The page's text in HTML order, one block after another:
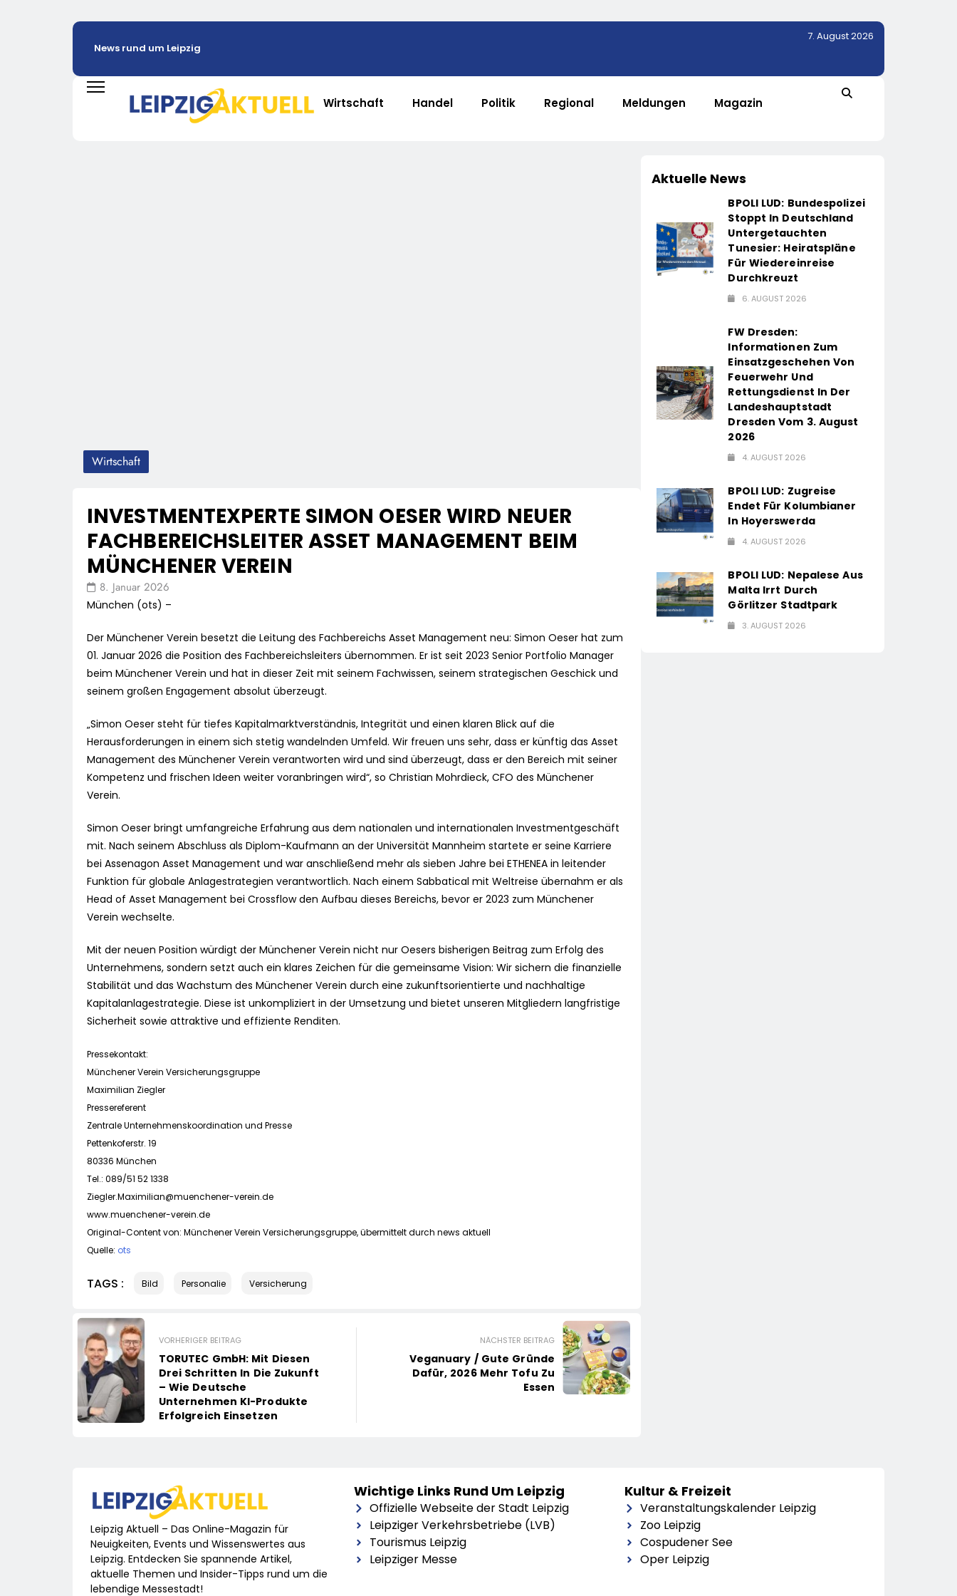
News rund um Leipzig
7. August 2026
Wirtschaft Handel Politik Regional Meldungen Magazin
Wirtschaft
INVESTMENTEXPERTE SIMON OESER WIRD NEUER
FACHBEREICHSLEITER ASSET MANAGEMENT BEIM
MÜNCHENER VEREIN
8. Januar 2026
München (ots) –
Der Münchener Verein besetzt die Leitung des Fachbereichs Asset Management neu: Simon Oeser hat zum
01. Januar 2026 die Position des Fachbereichsleiters übernommen. Er ist seit 2023 Senior Portfolio Manager
beim Münchener Verein und hat in dieser Zeit mit seinem Fachwissen, seinem strategischen Geschick und
seinem großen Engagement absolut überzeugt.
„Simon Oeser steht für tiefes Kapitalmarktverständnis, Integrität und einen klaren Blick auf die
Herausforderungen in einem sich stetig wandelnden Umfeld. Wir freuen uns sehr, dass er künftig das Asset
Management des Münchener Verein verantworten wird und sind überzeugt, dass er den Bereich mit seiner
Kompetenz und frischen Ideen weiter voranbringen wird“, so Christian Mohrdieck, CFO des Münchener
Verein.
Simon Oeser bringt umfangreiche Erfahrung aus dem nationalen und internationalen Investmentgeschäft
mit. Nach seinem Abschluss als Diplom-Kaufmann an der Universität Mannheim startete er seine Karriere
bei Assenagon Asset Management und war anschließend mehr als sieben Jahre bei ETHENEA in leitender
Funktion für globale Anlagestrategien verantwortlich. Nach einem Sabbatical mit Weltreise übernahm er als
Head of Asset Management bei Crossflow den Aufbau dieses Bereichs, bevor er 2023 zum Münchener
Verein wechselte.
Mit der neuen Position würdigt der Münchener Verein nicht nur Oesers bisherigen Beitrag zum Erfolg des
Unternehmens, sondern setzt auch ein klares Zeichen für die gemeinsame Vision: Wir sichern die finanzielle
Stabilität und das Wachstum des Münchener Verein durch eine zukunftsorientierte und nachhaltige
Kapitalanlagestrategie. Diese ist unkompliziert in der Umsetzung und bietet unseren Mitgliedern langfristige
Sicherheit sowie attraktive und effiziente Renditen.
Pressekontakt:
Münchener Verein Versicherungsgruppe
Maximilian Ziegler
Pressereferent
Zentrale Unternehmenskoordination und Presse
Pettenkoferstr. 19
80336 München
Tel.: 089/51 52 1338
Ziegler.Maximilian@muenchener-verein.de
www.muenchener-verein.de
Original-Content von: Münchener Verein Versicherungsgruppe, übermittelt durch news aktuell
Quelle: ots
TAGS : Bild Personalie Versicherung
VORHERIGER BEITRAG
TORUTEC GmbH: Mit Diesen
Drei Schritten In Die Zukunft
– Wie Deutsche
Unternehmen KI-Produkte
Erfolgreich Einsetzen
NÄCHSTER BEITRAG
Veganuary / Gute Gründe
Dafür, 2026 Mehr Tofu Zu
Essen
Aktuelle News
BPOLI LUD: Bundespolizei
Stoppt In Deutschland
Untergetauchten
Tunesier: Heiratspläne
Für Wiedereinreise
Durchkreuzt
6. AUGUST 2026
FW Dresden:
Informationen Zum
Einsatzgeschehen Von
Feuerwehr Und
Rettungsdienst In Der
Landeshauptstadt
Dresden Vom 3. August
2026
4. AUGUST 2026
BPOLI LUD: Zugreise
Endet Für Kolumbianer
In Hoyerswerda
4. AUGUST 2026
BPOLI LUD: Nepalese Aus
Malta Irrt Durch
Görlitzer Stadtpark
3. AUGUST 2026
Leipzig Aktuell – Das Online-Magazin für
Neuigkeiten, Events und Wissenswertes aus
Leipzig. Entdecken Sie spannende Artikel,
aktuelle Themen und Insider-Tipps rund um die
lebendige Messestadt!
Wichtige Links Rund Um Leipzig
Offizielle Webseite der Stadt Leipzig
Leipziger Verkehrsbetriebe (LVB)
Tourismus Leipzig
Leipziger Messe
Kultur & Freizeit
Veranstaltungskalender Leipzig
Zoo Leipzig
Cospudener See
Oper Leipzig